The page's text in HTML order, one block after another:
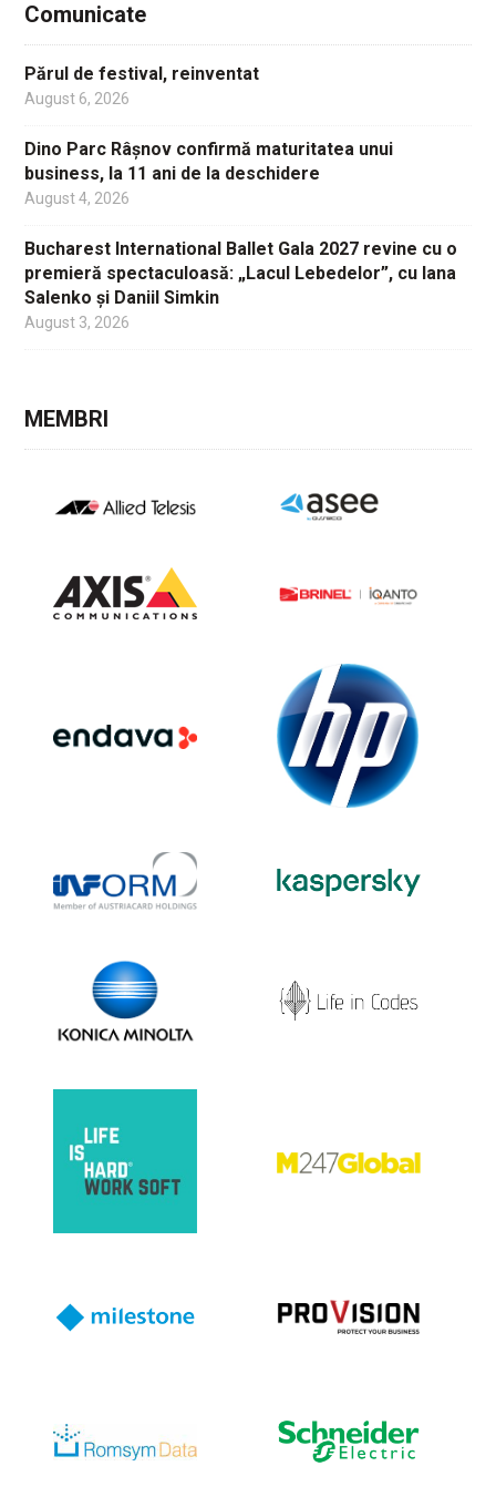
Comunicate
Părul de festival, reinventat
August 6, 2026
Dino Parc Râșnov confirmă maturitatea unui
business, la 11 ani de la deschidere
August 4, 2026
Bucharest International Ballet Gala 2027 revine cu o
premieră spectaculoasă: „Lacul Lebedelor”, cu Iana
Salenko și Daniil Simkin
August 3, 2026
MEMBRI